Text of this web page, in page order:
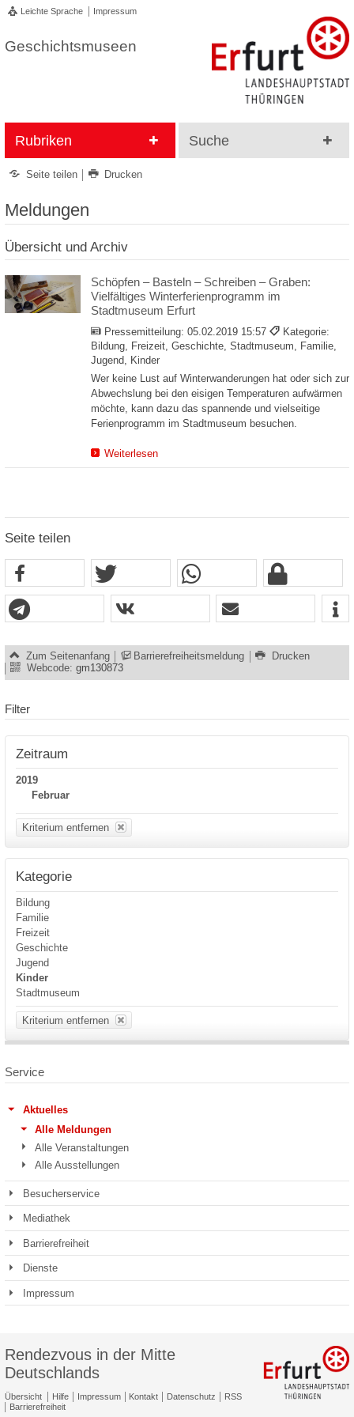
Leichte Sprache Impressum
Geschichtsmuseen
Rubriken Suche
Seite teilen Drucken
Meldungen
Übersicht und Archiv
Schöpfen – Basteln – Schreiben – Graben:
Vielfältiges Winterferienprogramm im
Stadtmuseum Erfurt
Pressemitteilung: 05.02.2019 15:57
Kategorie:
Bildung, Freizeit, Geschichte, Stadtmuseum, Familie,
Jugend, Kinder
Wer keine Lust auf Winterwanderungen hat oder sich zur
Abwechslung bei den eisigen Temperaturen aufwärmen
möchte, kann dazu das spannende und vielseitige
Ferienprogramm im Stadtmuseum besuchen.
Weiterlesen
Seite teilen
Zum Seitenanfang Barrierefreiheitsmeldung
Drucken
Webcode: gm130873
Filter
Zeitraum
2019
Februar
Kriterium entfernen
Kategorie
Bildung
Familie
Freizeit
Geschichte
Jugend
Kinder
Stadtmuseum
Kriterium entfernen
Service
Aktuelles
Alle Meldungen
Alle Veranstaltungen
Alle Ausstellungen
Besucherservice
Mediathek
Barrierefreiheit
Dienste
Impressum
Rendezvous in der Mitte
Deutschlands
Übersicht Hilfe Impressum Kontakt Datenschutz
RSS
Barrierefreiheit